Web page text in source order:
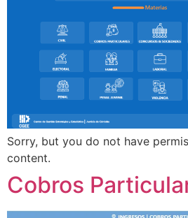
Sorry, but you do not have
content.
Cobros